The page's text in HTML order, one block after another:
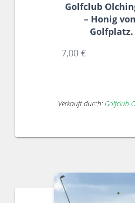
Golfclub
– Honig
Golfplatz.
7,00 €
Verkauft durch: Golfclub